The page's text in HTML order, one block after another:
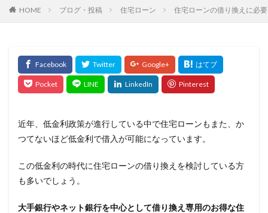
HOME ブログ・投稿 住宅ローン 住宅ローンの借り換えに必
近年、低金利政策が進行している中で住宅ローンもまた、か
つてないほど低金利で借入が可能になっています。
この低金利の時代に住宅ローンの借り換えを検討している方
も多いでしょう。
大手銀行やネット銀行を中心として借り換え専用のお得な住